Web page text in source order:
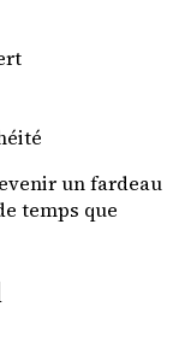
un fardeau
temps que